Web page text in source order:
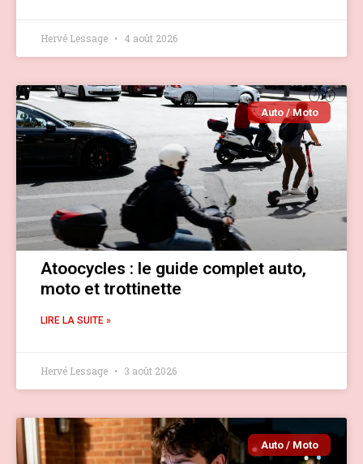
Hervé Lessage 4 août 2026
Auto / Moto
Atoocycles : le guide complet auto,
moto et trottinette
LIRE LA SUITE »
Hervé Lessage 3 août 2026
Auto / Moto